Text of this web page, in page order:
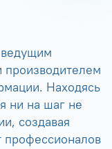
производителем
Находясь
ни на шаг не
создавая
профессионалов